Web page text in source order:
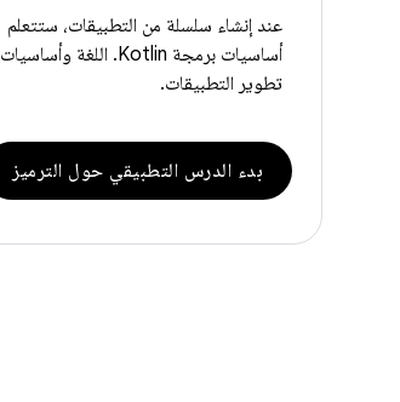
عند إنشاء سلسلة من التطبيقات، ستتعلم
أساسيات برمجة Kotlin. اللغة وأساسيات
تطوير التطبيقات.
بدء الدرس التطبيقي حول الترميز